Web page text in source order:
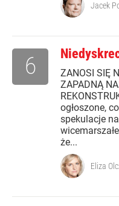
Jacek
ZANOSI SIĘ
ZAPADNĄ
ogłoszone,
spekulacje
że...
6
Eliza